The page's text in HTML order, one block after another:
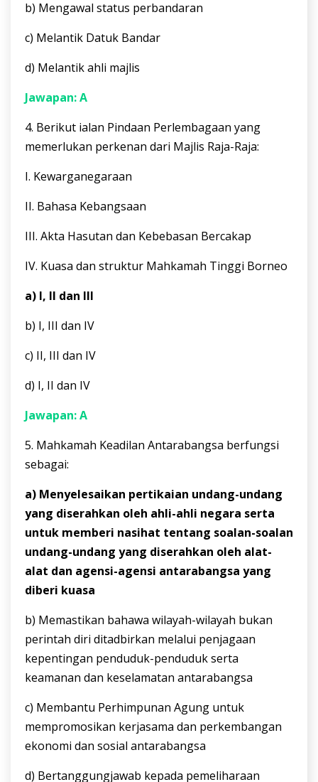
b) Mengawal status perbandaran
c) Melantik Datuk Bandar
d) Melantik ahli majlis
Jawapan: A
4. Berikut ialan Pindaan Perlembagaan yang
memerlukan perkenan dari Majlis Raja-Raja:
I. Kewarganegaraan
II. Bahasa Kebangsaan
III. Akta Hasutan dan Kebebasan Bercakap
IV. Kuasa dan struktur Mahkamah Tinggi Borneo
a) I, II dan III
b) I, III dan IV
c) II, III dan IV
d) I, II dan IV
Jawapan: A
5. Mahkamah Keadilan Antarabangsa berfungsi
sebagai:
a) Menyelesaikan pertikaian undang-undang
yang diserahkan oleh ahli-ahli negara serta
untuk memberi nasihat tentang soalan-soalan
undang-undang yang diserahkan oleh alat-
alat dan agensi-agensi antarabangsa yang
diberi kuasa
b) Memastikan bahawa wilayah-wilayah bukan
perintah diri ditadbirkan melalui penjagaan
kepentingan penduduk-penduduk serta
keamanan dan keselamatan antarabangsa
c) Membantu Perhimpunan Agung untuk
mempromosikan kerjasama dan perkembangan
ekonomi dan sosial antarabangsa
d) Bertanggungjawab kepada pemeliharaan